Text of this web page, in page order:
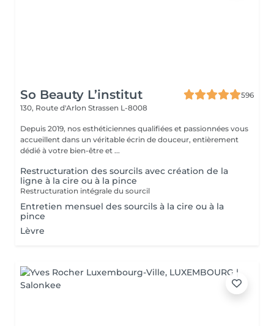
So Beauty L’institut
596
130, Route d'Arlon Strassen L-8008
Depuis 2019, nos esthéticiennes qualifiées et passionnées vous
accueillent dans un véritable écrin de douceur, entièrement
dédié à votre bien-être et ...
Restructuration des sourcils avec création de la
ligne à la cire ou à la pince
Restructuration intégrale du sourcil
Entretien mensuel des sourcils à la cire ou à la
pince
Lèvre